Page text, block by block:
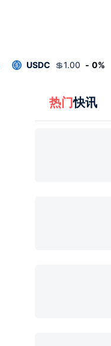
USDC 💲1.00 - 0%
热门快讯